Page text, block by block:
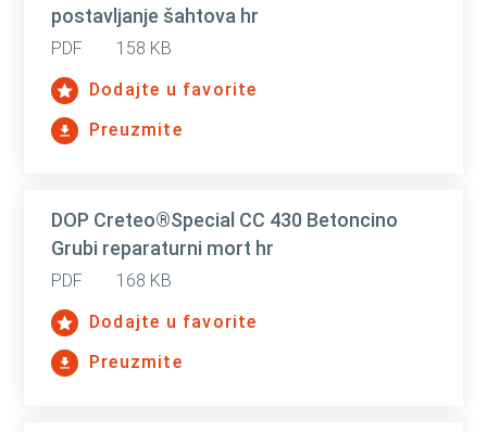
postavljanje šahtova hr
PDF
158 KB
Dodajte u favorite
Preuzmite
DOP Creteo®Special CC 430 Betoncino
Grubi reparaturni mort hr
PDF
168 KB
Dodajte u favorite
Preuzmite